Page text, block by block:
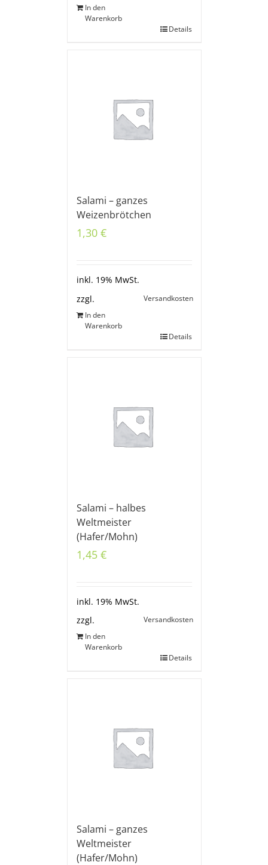
In den
Warenkorb
Details
Salami – ganzes
Weizenbrötchen
1,30 €
inkl. 19% MwSt.
zzgl.
Versandkosten
In den
Warenkorb
Details
Salami – halbes
Weltmeister
(Hafer/Mohn)
1,45 €
inkl. 19% MwSt.
zzgl.
Versandkosten
In den
Warenkorb
Details
Salami – ganzes
Weltmeister
(Hafer/Mohn)